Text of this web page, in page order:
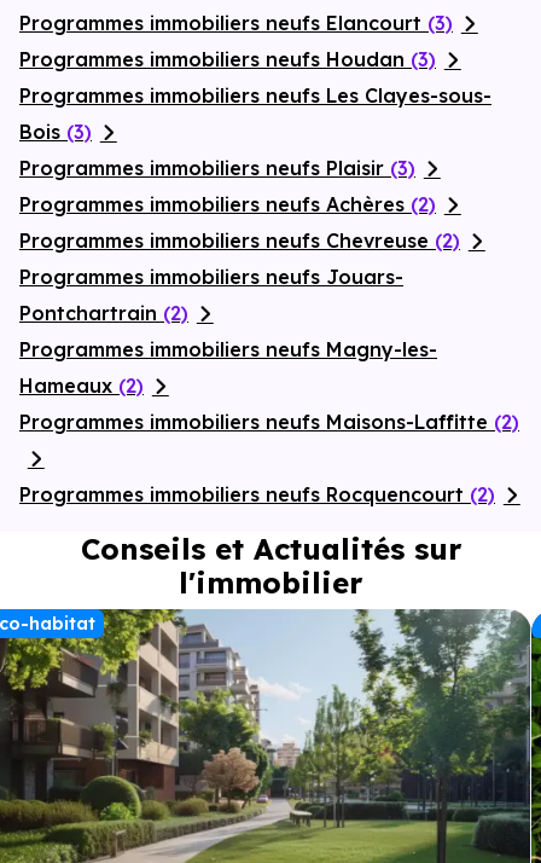
Programmes immobiliers neufs Elancourt (3)
Programmes immobiliers neufs Houdan (3)
Programmes immobiliers neufs Les Clayes-sous-
Bois (3)
Programmes immobiliers neufs Plaisir (3)
Programmes immobiliers neufs Achères (2)
Programmes immobiliers neufs Chevreuse (2)
Programmes immobiliers neufs Jouars-
Pontchartrain (2)
Programmes immobiliers neufs Magny-les-
Hameaux (2)
Programmes immobiliers neufs Maisons-Laffitte (2)
Programmes immobiliers neufs Rocquencourt (2)
Conseils et Actualités sur
l'immobilier
habitat